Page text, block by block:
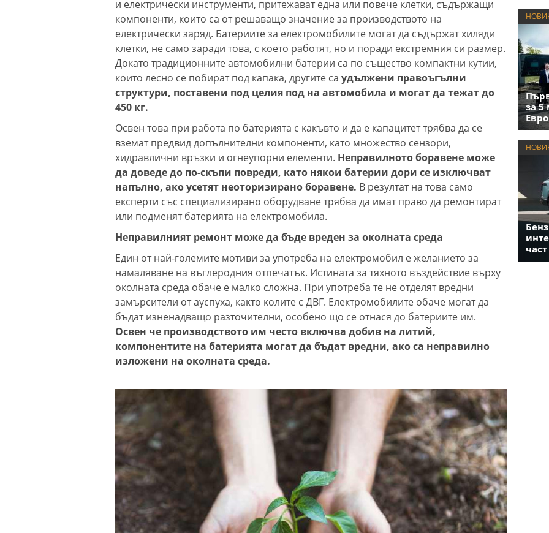
и електрически инструменти, притежават една или повече клетки, съдържащи
компоненти, които са от решаващо значение за производството на
електрически заряд. Батериите за електромобилите могат да съдържат хиляди
клетки, не само заради това, с което работят, но и поради екстремния си размер.
Докато традиционните автомобилни батерии са по същество компактни кутии,
които лесно се побират под капака, другите са удължени правоъгълни
структури, поставени под целия под на автомобила и могат да тежат до
450 кг.
Освен това при работа по батерията с какъвто и да е капацитет трябва да се
вземат предвид допълнителни компоненти, като множество сензори,
хидравлични връзки и огнеупорни елементи. Неправилното боравене може
да доведе до по-скъпи повреди, като някои батерии дори се изключват
напълно, ако усетят неоторизирано боравене. В резултат на това само
експерти със специализирано оборудване трябва да имат право да ремонтират
или подменят батерията на електромобила.
Неправилният ремонт може да бъде вреден за околната среда
Един от най-големите мотиви за употреба на електромобил е желанието за
намаляване на въглеродния отпечатък. Истината за тяхното въздействие върху
околната среда обаче е малко сложна. При употреба те не отделят вредни
замърсители от ауспуха, както колите с ДВГ. Електромобилите обаче могат да
бъдат изненадващо разточителни, особено що се отнася до батериите им.
Освен че производството им често включва добив на литий,
компонентите на батерията могат да бъдат вредни, ако са неправилно
изложени на околната среда.
за 5
част